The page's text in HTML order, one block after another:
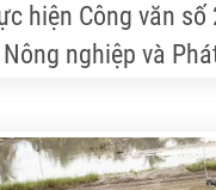
hiện Công văn số
Nông nghiệp và
có điều kiện,
Việt Nam